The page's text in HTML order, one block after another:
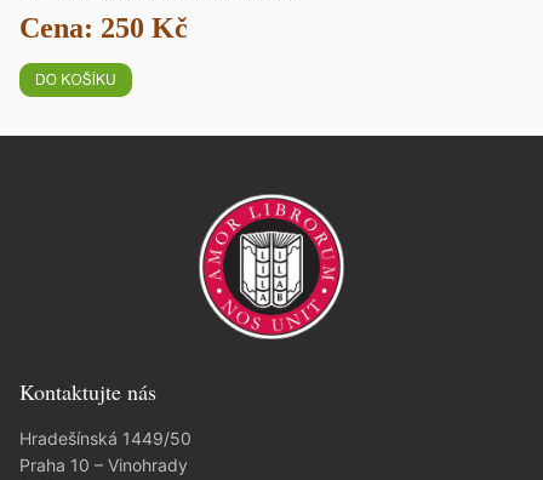
Cena: 250 Kč
Kontaktujte nás
Hradešínská 1449/50
Praha 10 – Vinohrady